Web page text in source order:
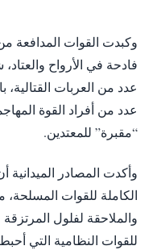
فادحة في الأرواح
عدد من العربات القتالية،
عدد من أفراد القوة
“مقبرة” للمعتدين.
وأكدت المصادر الميدانية
الكاملة للقوات
والملاحقة لفلول
للقوات النظامية التي